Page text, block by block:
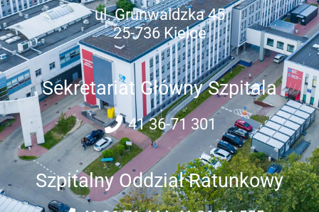
ul. Grunwaldzka 45
25-736 Kielce
Sekretariat Główny Szpitala
41 36-71 301
Szpitalny Oddział Ratunkowy